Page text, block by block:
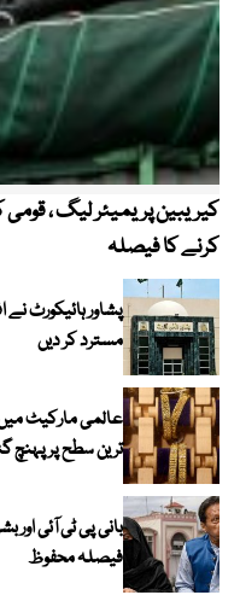
کرنے کا فیصلہ
پشاور ہائیکورٹ
مسترد کر دیں
ترین سطح پر پہنچ
بانی پی ٹی آئی
فیصلہ محفوظ